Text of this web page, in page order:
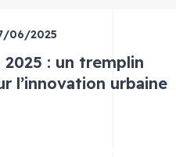
06/2025
: un tremplin
l’innovation urbaine